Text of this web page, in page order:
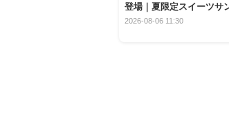
登場｜夏限定スイーツサ
爽快な魅力
2026-08-06 11:30